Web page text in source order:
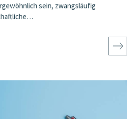
sein, zwangsläufig